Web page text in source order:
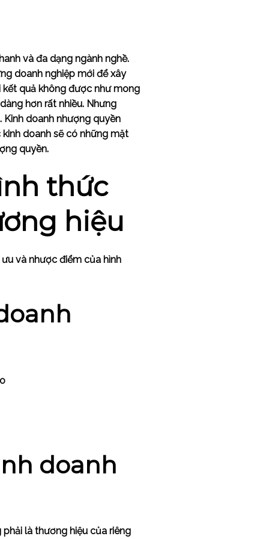
và đa dạng ngành nghề.
doanh nghiệp mới để xây
quả không được như mong
hơn rất nhiều. Nhưng
Kinh doanh nhượng quyền
doanh sẽ có những mặt
quyền.
thức
hiệu
và nhược điểm của hình
doanh
là thương hiệu của riêng